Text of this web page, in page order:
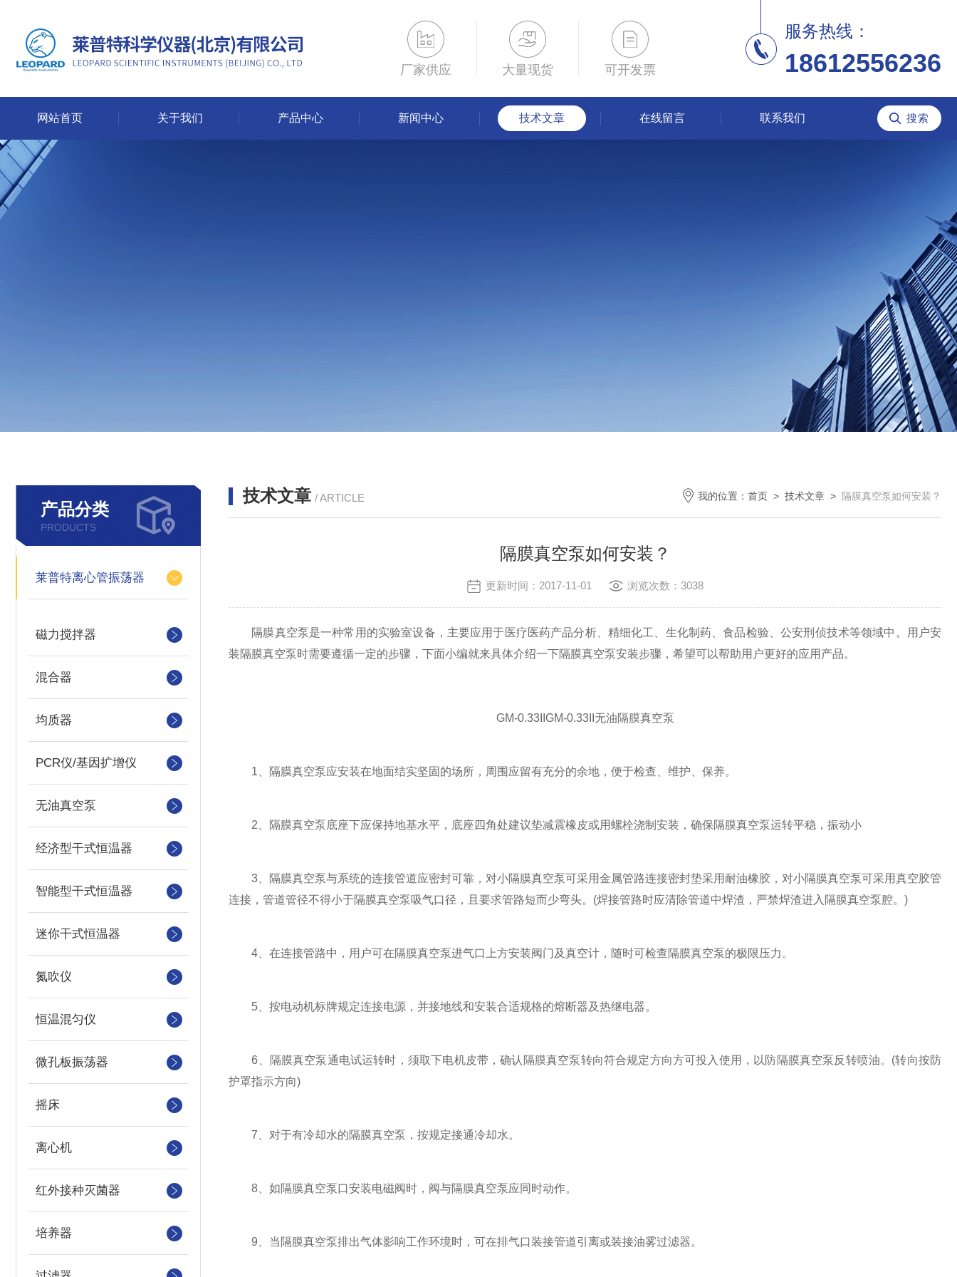
厂家供应 大量现货 可开发票
服务热线：
18612556236
网站首页 关于我们 产品中心 新闻中心 技术文章 在线留言 联系我们
产品分类
PRODUCTS
莱普特离心管振荡器
磁力搅拌器
混合器
均质器
PCR仪/基因扩增仪
无油真空泵
经济型干式恒温器
智能型干式恒温器
迷你干式恒温器
氮吹仪
恒温混匀仪
微孔板振荡器
摇床
离心机
红外接种灭菌器
培养器
技术文章 / ARTICLE 我的位置： 首页 > 技术文章 > 隔膜真空泵如何安装？
隔膜真空泵如何安装？
更新时间：2017-11-01 浏览次数：3038
隔膜真空泵是一种常用的实验室设备，主要应用于医疗医药产品分析、精细化工、生化制药、食品检验、公安刑侦技术等领域中。用户安
装隔膜真空泵时需要遵循一定的步骤，下面小编就来具体介绍一下隔膜真空泵安装步骤，希望可以帮助用户更好的应用产品。
GM-0.33IIGM-0.33II无油隔膜真空泵
1、隔膜真空泵应安装在地面结实坚固的场所，周围应留有充分的余地，便于检查、维护、保养。
2、隔膜真空泵底座下应保持地基水平，底座四角处建议垫减震橡皮或用螺栓浇制安装，确保隔膜真空泵运转平稳，振动小
3、隔膜真空泵与系统的连接管道应密封可靠，对小隔膜真空泵可采用金属管路连接密封垫采用耐油橡胶，对小隔膜真空泵可采用真空胶管
连接，管道管径不得小于隔膜真空泵吸气口径，且要求管路短而少弯头。(焊接管路时应清除管道中焊渣，严禁焊渣进入隔膜真空泵腔。)
4、在连接管路中，用户可在隔膜真空泵进气口上方安装阀门及真空计，随时可检查隔膜真空泵的极限压力。
5、按电动机标牌规定连接电源，并接地线和安装合适规格的熔断器及热继电器。
6、隔膜真空泵通电试运转时，须取下电机皮带，确认隔膜真空泵转向符合规定方向方可投入使用，以防隔膜真空泵反转喷油。(转向按防
护罩指示方向)
7、对于有冷却水的隔膜真空泵，按规定接通冷却水。
8、如隔膜真空泵口安装电磁阀时，阀与隔膜真空泵应同时动作。
9、当隔膜真空泵排出气体影响工作环境时，可在排气口装接管道引离或装接油雾过滤器。